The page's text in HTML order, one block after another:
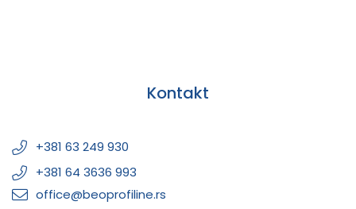
Kontakt
+381 63 249 930
+381 64 3636 993
office@beoprofiline.rs